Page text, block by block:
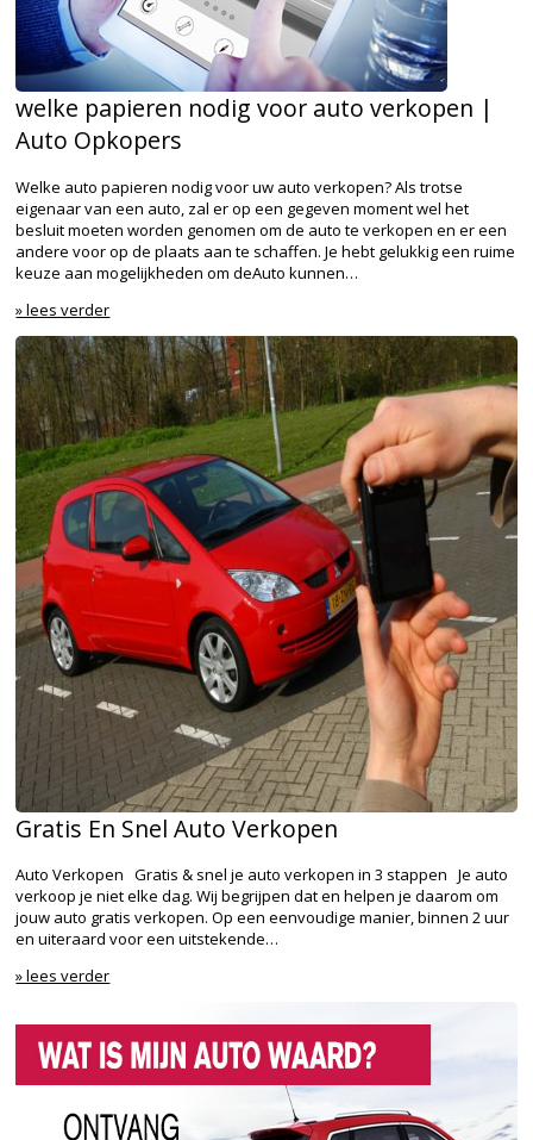
welke papieren nodig voor auto verkopen |
Auto Opkopers
Welke auto papieren nodig voor uw auto verkopen? Als trotse
eigenaar van een auto, zal er op een gegeven moment wel het
besluit moeten worden genomen om de auto te verkopen en er een
andere voor op de plaats aan te schaffen. Je hebt gelukkig een ruime
keuze aan mogelijkheden om deAuto kunnen…
» lees verder
Gratis En Snel Auto Verkopen
Auto Verkopen Gratis & snel je auto verkopen in 3 stappen Je auto
verkoop je niet elke dag. Wij begrijpen dat en helpen je daarom om
jouw auto gratis verkopen. Op een eenvoudige manier, binnen 2 uur
en uiteraard voor een uitstekende…
» lees verder